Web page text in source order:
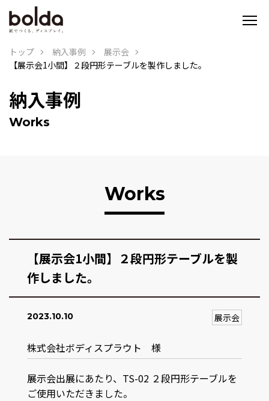
トップ 納入事例
展示会
【展示会1小間】２段円形テーブルを製作しました。
納入事例
Works
Works
【展示会1小間】２段円形テーブルを製
作しました。
2023.10.10 展示会
株式会社ボディスプラウト 様
展示会出展にあたり、TS-02 ２段円形テーブルを
ご使用いただきました。